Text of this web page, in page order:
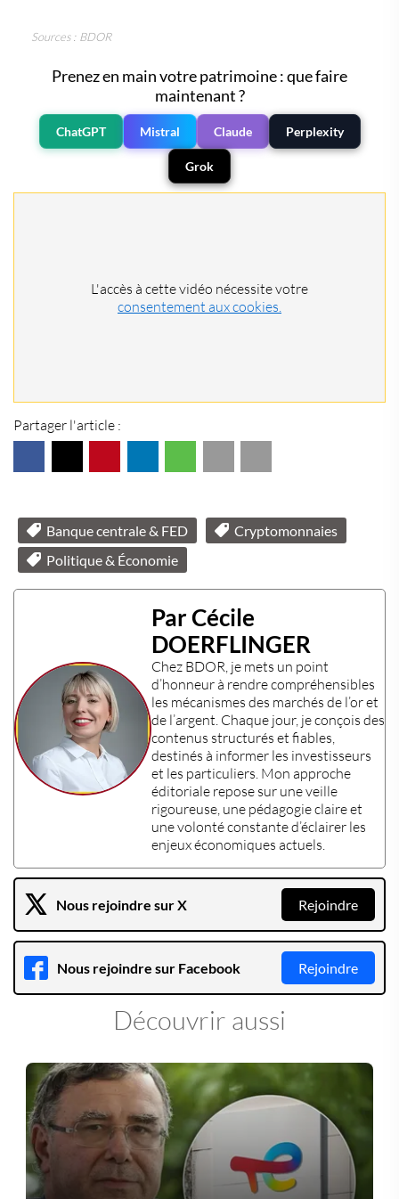
Sources : BDOR
Prenez en main votre patrimoine : que faire
maintenant ?
ChatGPT Mistral Claude Perplexity
Grok
L'accès à cette vidéo nécessite votre
consentement aux cookies.
Partager l'article :
Banque centrale & FED
Cryptomonnaies
Politique & Économie
Par Cécile
DOERFLINGER
Chez BDOR, je mets un point
d’honneur à rendre compréhensibles
les mécanismes des marchés de l’or et
de l’argent. Chaque jour, je conçois des
contenus structurés et fiables,
destinés à informer les investisseurs
et les particuliers. Mon approche
éditoriale repose sur une veille
rigoureuse, une pédagogie claire et
une volonté constante d’éclairer les
enjeux économiques actuels.
Nous rejoindre sur X Rejoindre
Nous rejoindre sur Facebook Rejoindre
Découvrir aussi